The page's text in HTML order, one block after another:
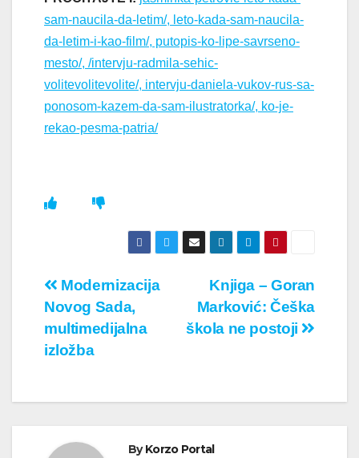
sam-naucila-da-letim/, leto-kada-sam-naucila-
da-letim-i-kao-film/, putopis-ko-lipe-savrseno-
mesto/, /intervju-radmila-sehic-
volitevolitevolite/, intervju-daniela-vukov-rus-sa-
ponosom-kazem-da-sam-ilustratorka/, ko-je-
rekao-pesma-patria/
Кретање
чланка
Knjiga – Goran
Marković: Češka
škola ne postoji
Modernizacija
Novog Sada,
multimedijalna
izložba
ByKorzo Portal